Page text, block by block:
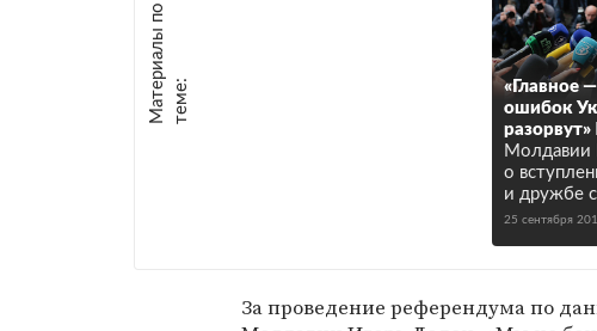
М
а
т е
р
и
а
л
ы
п
о
т
е
м
е :
«Главное
ошибок
разорвут»
Молдавии
о
и дружбе
25 сентября
За проведение референдума по